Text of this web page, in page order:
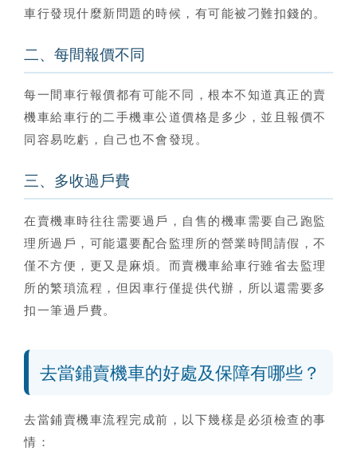
車行發現什麼新問題的時候，有可能被刁難扣錢的。
二、每間報價不同
每一間車行報價都有可能不同，根本不知道真正的賣
機車給車行的二手機車公道價格是多少 ，並且報價不
同容易吃虧，自己也不會發現。
三、多收過戶費
在賣機車時往往需要過戶，自售的機車需要自己跑監
理所過戶，可能還要配合監理所的營業時間請假，不
僅不方便，更又是麻煩。而賣機車給車行雖省去監理
所的繁瑣流程，但因車行僅提供代辦，所以還需要多
扣一筆過戶費。
去當鋪賣機車的好處及保障有哪些？
去當鋪賣機車流程完成前，以下幾樣是必須檢查的事
情：